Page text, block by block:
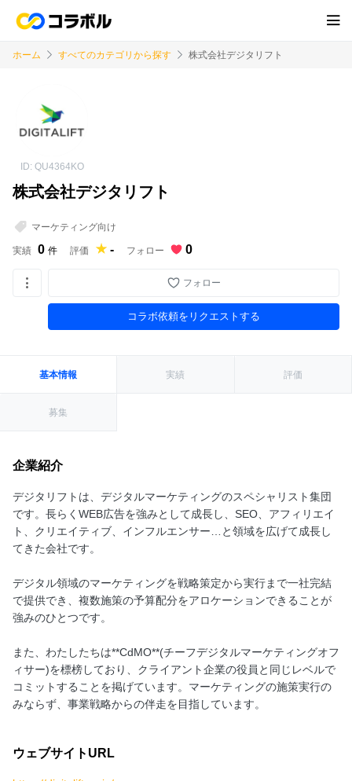
ホーム すべてのカテゴリから探す 株式会社デジタリフト
ID: QU4364KO
株式会社デジタリフト
マーケティング向け
実績 0 件 評価 - フォロー 0
フォロー
コラボ依頼をリクエストする
基本情報 実績 評価
募集
企業紹介
デジタリフトは、デジタルマーケティングのスペシャリスト集団
です。長らくWEB広告を強みとして成長し、SEO、アフィリエイ
ト、クリエイティブ、インフルエンサー…と領域を広げて成長し
てきた会社です。
デジタル領域のマーケティングを戦略策定から実行まで一社完結
で提供でき、複数施策の予算配分をアロケーションできることが
強みのひとつです。
また、わたしたちは**CdMO**(チーフデジタルマーケティングオフ
ィサー)を標榜しており、クライアント企業の役員と同じレベルで
コミットすることを掲げています。マーケティングの施策実行の
みならず、事業戦略からの伴走を目指しています。
ウェブサイトURL